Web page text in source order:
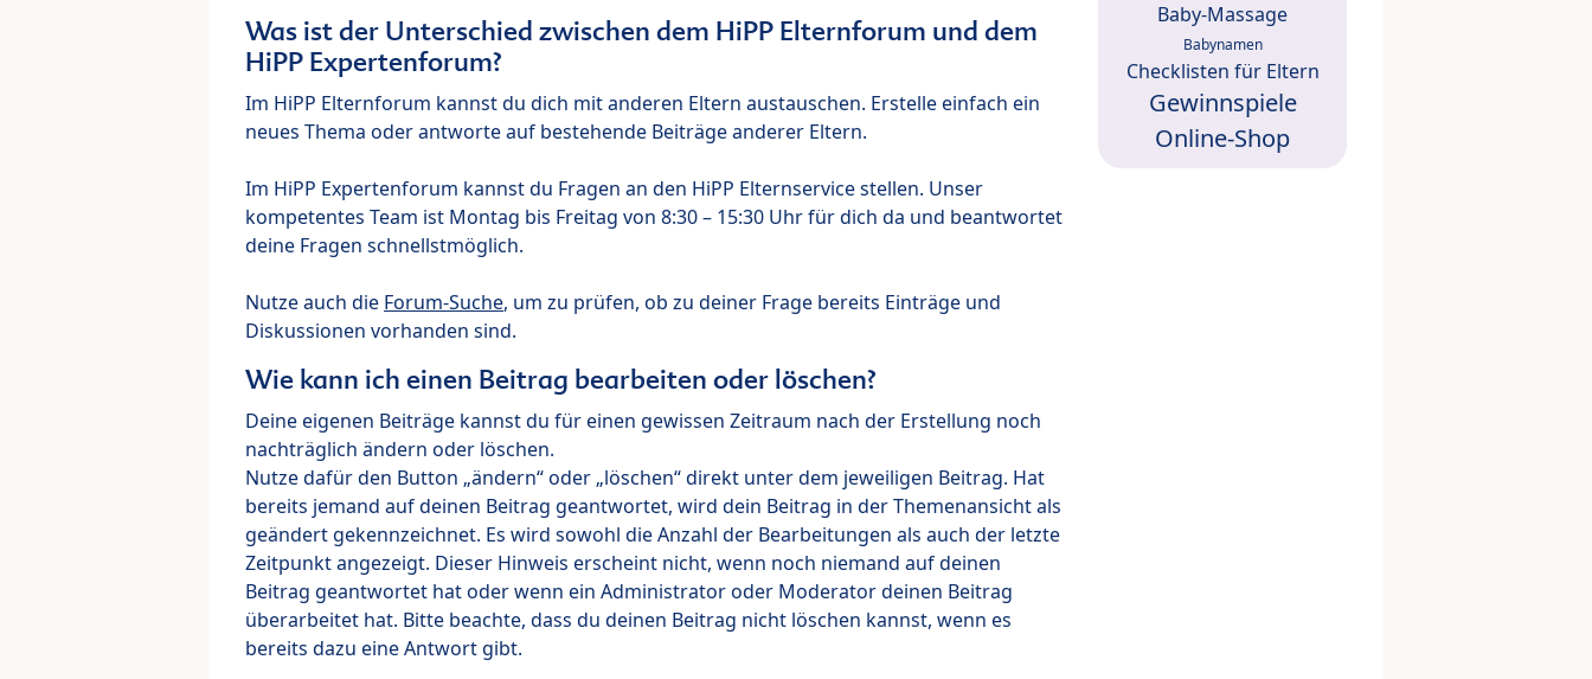
Was ist der Unterschied zwischen dem HiPP Elternforum und dem
HiPP Expertenforum?
Im HiPP Elternforum kannst du dich mit anderen Eltern austauschen. Erstelle einfach ein
neues Thema oder antworte auf bestehende Beiträge anderer Eltern.
Im HiPP Expertenforum kannst du Fragen an den HiPP Elternservice stellen. Unser
kompetentes Team ist Montag bis Freitag von 8:30 – 15:30 Uhr für dich da und beantwortet
deine Fragen schnellstmöglich.
Nutze auch die Forum-Suche, um zu prüfen, ob zu deiner Frage bereits Einträge und
Diskussionen vorhanden sind.
Wie kann ich einen Beitrag bearbeiten oder löschen?
Deine eigenen Beiträge kannst du für einen gewissen Zeitraum nach der Erstellung noch
nachträglich ändern oder löschen.
Nutze dafür den Button „ändern“ oder „löschen“ direkt unter dem jeweiligen Beitrag. Hat
bereits jemand auf deinen Beitrag geantwortet, wird dein Beitrag in der Themenansicht als
geändert gekennzeichnet. Es wird sowohl die Anzahl der Bearbeitungen als auch der letzte
Zeitpunkt angezeigt. Dieser Hinweis erscheint nicht, wenn noch niemand auf deinen
Beitrag geantwortet hat oder wenn ein Administrator oder Moderator deinen Beitrag
überarbeitet hat. Bitte beachte, dass du deinen Beitrag nicht löschen kannst, wenn es
bereits dazu eine Antwort gibt.
Baby-Massage
Babynamen
Checklisten für Eltern
Gewinnspiele
Online-Shop